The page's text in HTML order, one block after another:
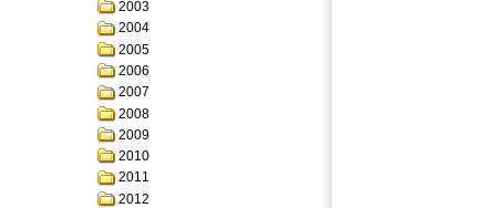
2003
2004
2005
2006
2007
2008
2009
2010
2011
2012